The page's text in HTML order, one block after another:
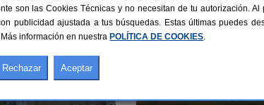
son las Cookies Técnicas y no necesitan de tu autorización. Al
publicidad ajustada a tus búsquedas. Estas últimas puedes
información en nuestra POLÍTICA DE COOKIES.